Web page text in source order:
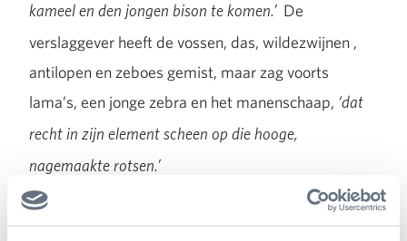
kameel en den jongen bison te komen.’ De
verslaggever heeft de vossen, das, wildezwijnen ,
antilopen en zeboes gemist, maar zag voorts
lama’s, een jonge zebra en het manenschaap, ‘dat
recht in zijn element scheen op die hooge,
nagemaakte rotsen.’